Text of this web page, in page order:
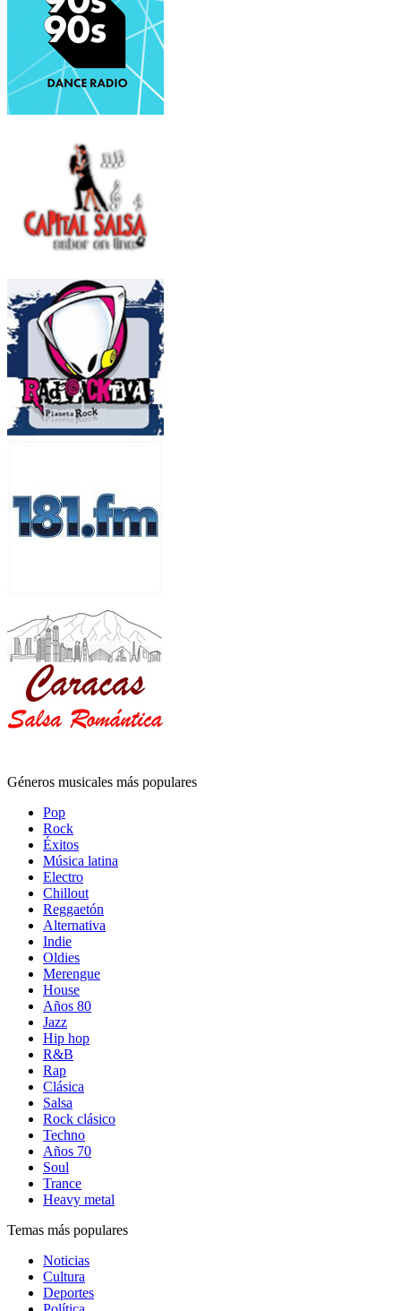
Géneros musicales más populares
Pop
Rock
Éxitos
Música latina
Electro
Chillout
Reggaetón
Alternativa
Indie
Oldies
Merengue
House
Años 80
Jazz
Hip hop
R&B
Rap
Clásica
Salsa
Rock clásico
Techno
Años 70
Soul
Trance
Heavy metal
Temas más populares
Noticias
Cultura
Deportes